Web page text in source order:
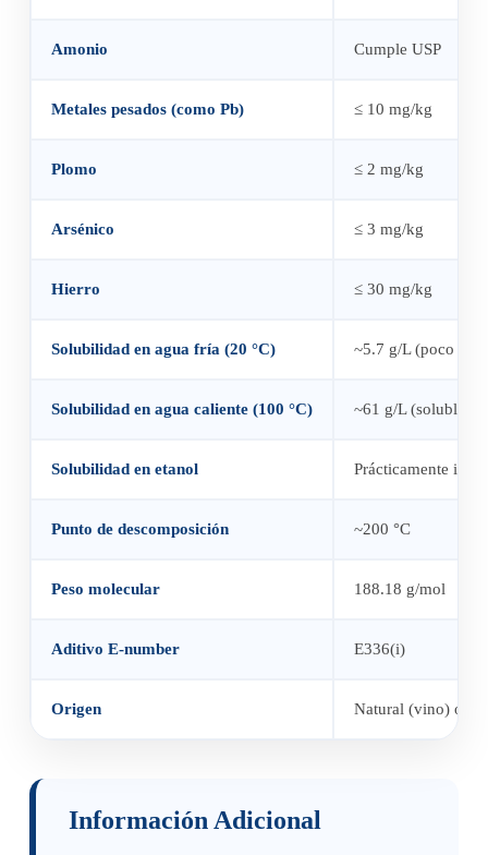
Amonio Cumple USP
Metales pesados (como Pb) ≤ 10 mg/kg
Plomo ≤ 2 mg/kg
Arsénico ≤ 3 mg/kg
Hierro ≤ 30 mg/kg
Solubilidad en agua fría (20 °C) ~5.7 g/L (poco
Solubilidad en agua caliente (100 °C) ~61 g/L (soluble)
Solubilidad en etanol Prácticamente
Punto de descomposición ~200 °C
Peso molecular 188.18 g/mol
Aditivo E-number E336(i)
Origen Natural (vino) o
Información Adicional